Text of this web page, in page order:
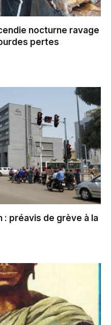
nocturne ravage
pertes
: préavis de grève à la